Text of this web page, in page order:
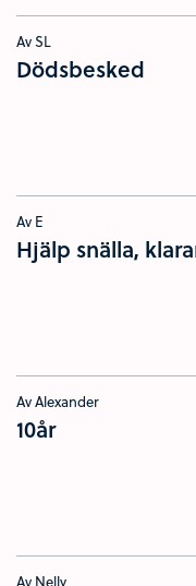
Av SL
Dödsbesked
Av E
Hjälp snälla,
Av Alexander
10år
Av Nelly